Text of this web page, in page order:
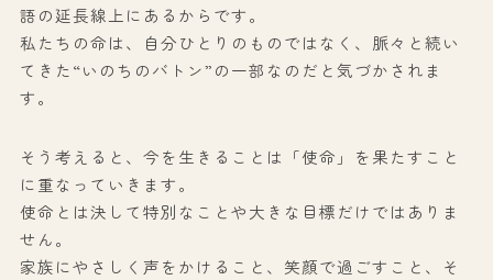
語の延長線上にあるからです。
私たちの命は、自分ひとりのものではなく、脈々と続い
てきた“いのちのバトン”の一部なのだと気づかされま
す。
そう考えると、今を生きることは「使命」を果たすこと
に重なっていきます。
使命とは決して特別なことや大きな目標だけではありま
せん。
家族にやさしく声をかけること、笑顔で過ごすこと、そ